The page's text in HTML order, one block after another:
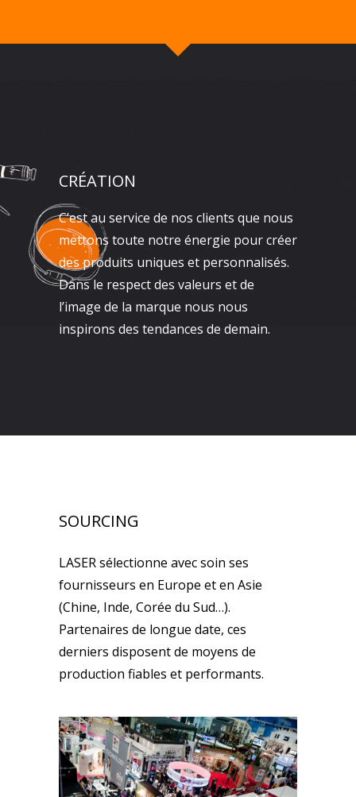
CRÉATION
C’est au service de nos clients que nous
mettons toute notre énergie pour créer
des produits uniques et personnalisés.
Dans le respect des valeurs et de
l’image de la marque nous nous
inspirons des tendances de demain.
SOURCING
LASER sélectionne avec soin ses
fournisseurs en Europe et en Asie
(Chine, Inde, Corée du Sud…).
Partenaires de longue date, ces
derniers disposent de moyens de
production fiables et performants.